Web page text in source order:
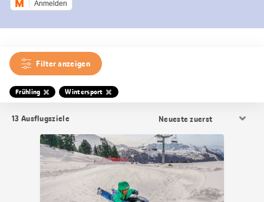
Anmelden
Filter anzeigen
Frühling Wintersport
13 Ausflugsziele
Sortierung